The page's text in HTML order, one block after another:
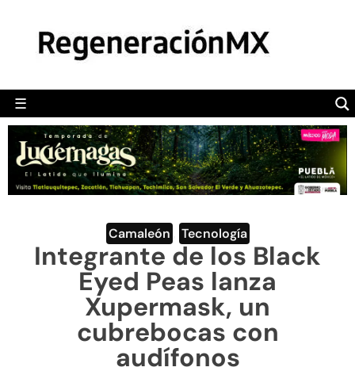
☰
POLÍTICA
CAMALEÓN
OPINIÓN
DEPORTES
ENGLISH SECTION
VIDEOS
Camaleón Tecnología
Integrante de los Black
Eyed Peas lanza
Xupermask, un
cubrebocas con
audífonos